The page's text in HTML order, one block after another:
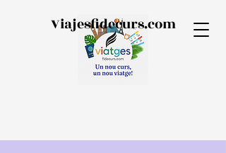
Viajesfidecurs.com